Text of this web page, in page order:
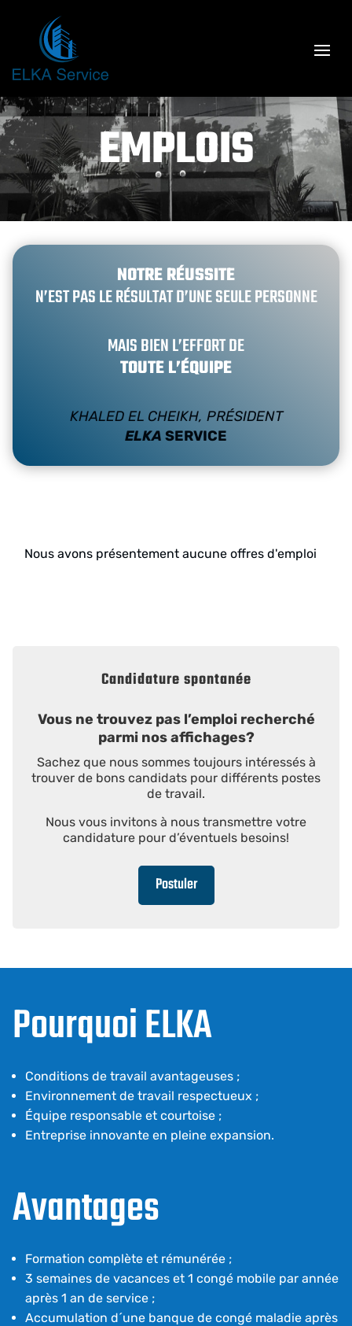
EMPLOIS
NOTRE RÉUSSITE
N’EST PAS LE RÉSULTAT D’UNE SEULE PERSONNE
MAIS BIEN L’EFFORT DE
TOUTE L’ÉQUIPE
KHALED EL CHEIKH, PRÉSIDENT
ELKA SERVICE
Nous avons présentement aucune offres d'emploi
Candidature spontanée
Vous ne trouvez pas l’emploi recherché
parmi nos affichages?
Sachez que nous sommes toujours intéressés à
trouver de bons candidats pour différents postes
de travail.
Nous vous invitons à nous transmettre votre
candidature pour d’éventuels besoins!
Postuler
Pourquoi ELKA
Conditions de travail avantageuses ;
Environnement de travail respectueux ;
Équipe responsable et courtoise ;
Entreprise innovante en pleine expansion.
Avantages
Formation complète et rémunérée ;
3 semaines de vacances et 1 congé mobile par année
après 1 an de service ;
Accumulation d´une banque de congé maladie après